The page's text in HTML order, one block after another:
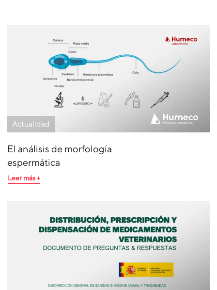
Actualidad
El análisis de morfología
espermática
Leer más +